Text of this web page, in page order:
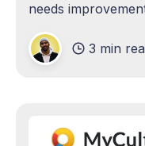
needs
work environment
success.
3 min